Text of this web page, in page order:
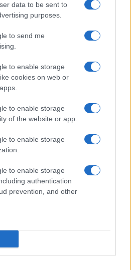
data to be sent to
purposes.
to send me
to enable storage
cookies on web or
to enable storage
of the website or app.
to enable storage
to enable storage
authentication
prevention, and other
Successiva
Zingaretti critica
Repubblica:
solidale con
Mennuni
si lasciano: confermato dopo